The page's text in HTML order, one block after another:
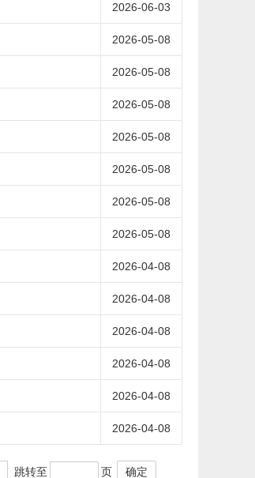
2026-06-03
2026-05-08
2026-05-08
2026-05-08
2026-05-08
2026-05-08
2026-05-08
2026-05-08
2026-04-08
2026-04-08
2026-04-08
2026-04-08
2026-04-08
2026-04-08
跳转至 页 确定